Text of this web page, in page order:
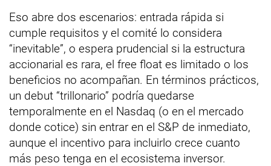
Eso abre dos escenarios: entrada rápida si
cumple requisitos y el comité lo considera
“inevitable”, o espera prudencial si la estructura
accionarial es rara, el free float es limitado o los
beneficios no acompañan. En términos prácticos,
un debut “trillonario” podría quedarse
temporalmente en el Nasdaq (o en el mercado
donde cotice) sin entrar en el S&P de inmediato,
aunque el incentivo para incluirlo crece cuanto
más peso tenga en el ecosistema inversor.